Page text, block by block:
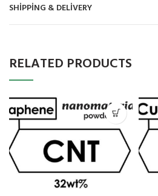
SHIPPING & DELIVERY
RELATED PRODUCTS